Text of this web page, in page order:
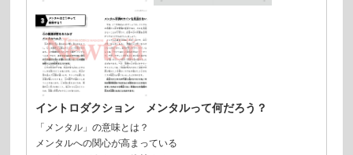
イントロダクション メンタルって何だろう？
「メンタル」の意味とは？
メンタルへの関心が高まっている